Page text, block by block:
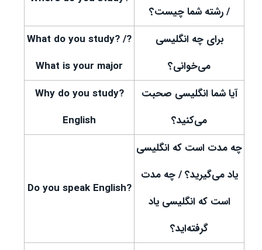
/ رشته شما چیست؟
برای چه انگلیسی
می‌خوانی؟
?What do you study? /
What is your major
آیا شما انگلیسی صحبت
می‌کنید؟
?Why do you study
English
چه مدت است که انگلیسی
یاد می‌گیرید؟ / چه مدت
است که انگلیسی یاد
گرفته‌اید؟
?Do you speak English